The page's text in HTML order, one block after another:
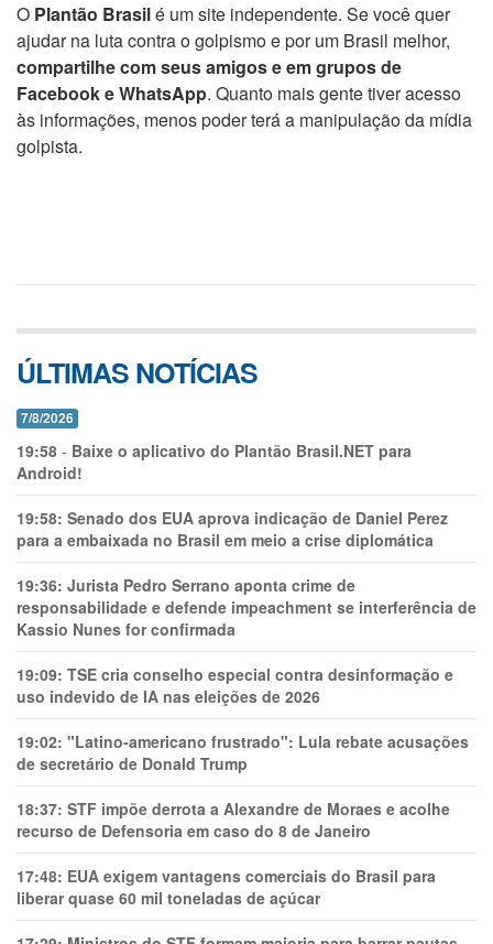
O Plantão Brasilé um site independente. Se você quer
ajudar na luta contra o golpismo e por um Brasil melhor,
compartilhe com seus amigos e em grupos de
Facebook e WhatsApp. Quanto mais gente tiver acesso
às informações, menos poder terá a manipulação da mídia
golpista.
ÚLTIMAS NOTÍCIAS
7/8/2026
19:58 - Baixe o aplicativo do Plantão Brasil.NET para
Android!
19:58: Senado dos EUA aprova indicação de Daniel Perez
para a embaixada no Brasil em meio a crise diplomática
19:36: Jurista Pedro Serrano aponta crime de
responsabilidade e defende impeachment se interferência de
Kassio Nunes for confirmada
19:09: TSE cria conselho especial contra desinformação e
uso indevido de IA nas eleições de 2026
19:02: "Latino-americano frustrado": Lula rebate acusações
de secretário de Donald Trump
18:37: STF impõe derrota a Alexandre de Moraes e acolhe
recurso de Defensoria em caso do 8 de Janeiro
17:48: EUA exigem vantagens comerciais do Brasil para
liberar quase 60 mil toneladas de açúcar